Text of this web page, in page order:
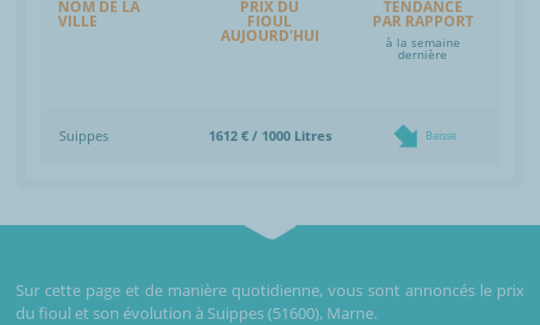
NOM DE LA
VILLE
PRIX DU
FIOUL
AUJOURD'HUI
TENDANCE
PAR RAPPORT
à la semaine
dernière
Suippes 1612 € / 1000 Litres Baisse
Sur cette page et de manière quotidienne, vous sont annoncés le prix
du fioul et son évolution à Suippes (51600), Marne.